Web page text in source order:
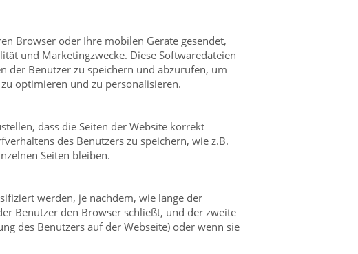
Browser oder Ihre mobilen Geräte gesendet,
und Marketingzwecke. Diese Softwaredateien
der Benutzer zu speichern und abzurufen, um
optimieren und zu personalisieren.
dass die Seiten der Website korrekt
des Benutzers zu speichern, wie z.B.
Seiten bleiben.
werden, je nachdem, wie lange der
Benutzer den Browser schließt, und der zweite
des Benutzers auf der Webseite) oder wenn sie